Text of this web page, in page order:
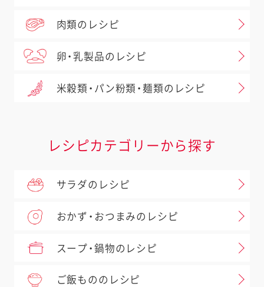
肉類のレシピ
卵・乳製品のレシピ
米穀類・パン粉類・麺類のレシピ
レシピカテゴリーから探す
サラダのレシピ
おかず・おつまみのレシピ
スープ・鍋物のレシピ
ご飯もののレシピ